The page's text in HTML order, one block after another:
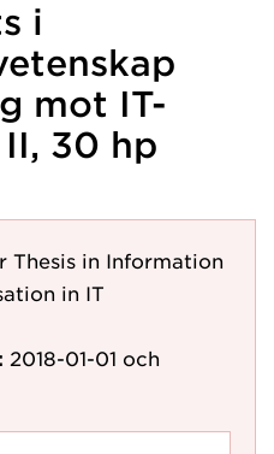
i
mot IT-
30 hp
Thesis in Information
in IT
2018-01-01 och